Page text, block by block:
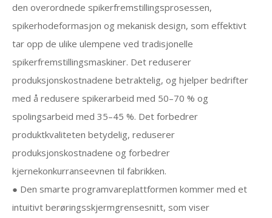
den overordnede spikerfremstillingsprosessen,
spikerhodeformasjon og mekanisk design, som effektivt
tar opp de ulike ulempene ved tradisjonelle
spikerfremstillingsmaskiner. Det reduserer
produksjonskostnadene betraktelig, og hjelper bedrifter
med å redusere spikerarbeid med 50–70 % og
spolingsarbeid med 35–45 %. Det forbedrer
produktkvaliteten betydelig, reduserer
produksjonskostnadene og forbedrer
kjernekonkurranseevnen til fabrikken.
● Den smarte programvareplattformen kommer med et
intuitivt berøringsskjermgrensesnitt, som viser